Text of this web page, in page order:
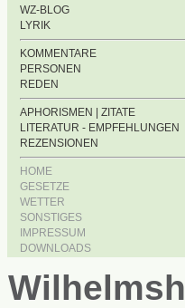
WZ-BLOG
LYRIK
KOMMENTARE
PERSONEN
REDEN
APHORISMEN | ZITATE
LITERATUR - EMPFEHLUNGEN
REZENSIONEN
HOME
GESETZE
WETTER
SONSTIGES
IMPRESSUM
DOWNLOADS